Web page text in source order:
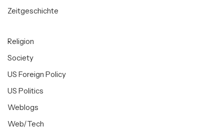
Zeitgeschichte
Religion
Society
US Foreign Policy
US Politics
Weblogs
Web/Tech